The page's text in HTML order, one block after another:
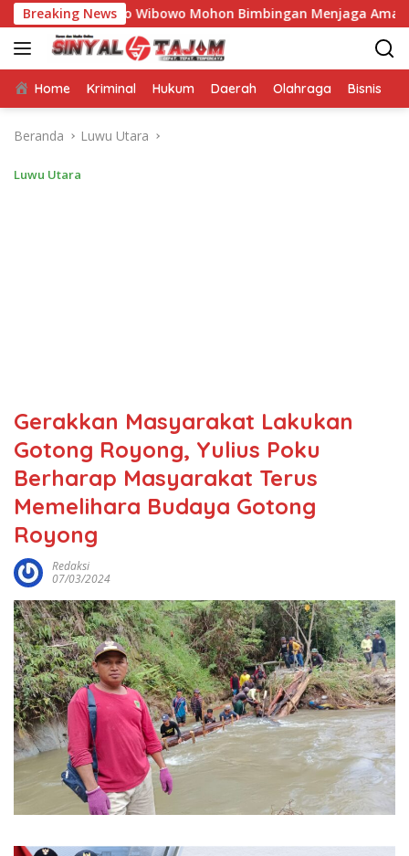
Langsung
ke
konten
Breaking News
Wibowo Mohon Bimbingan Menjaga Amanah untuk
Home Kriminal Hukum Daerah Olahraga Bisnis
Beranda Luwu Utara
Luwu Utara
Gerakkan Masyarakat Lakukan
Gotong Royong, Yulius Poku
Berharap Masyarakat Terus
Memelihara Budaya Gotong
Royong
Redaksi
07/03/2024